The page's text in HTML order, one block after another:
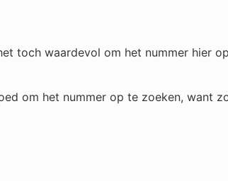
toch waardevol om het nummer hier
om het nummer op te zoeken, want